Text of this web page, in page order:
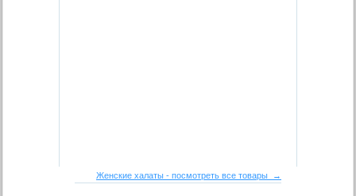
Женские халаты - посмотреть все товары →